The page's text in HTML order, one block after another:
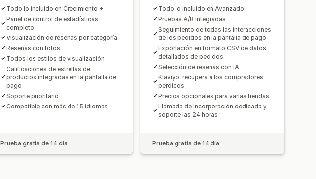
Todo lo incluido en Crecimiento +
Panel de control de estadísticas
completo
Visualización de reseñas por categoría
Reseñas con fotos
Todos los estilos de visualización
Calificaciones de estrellas de
productos integradas en la pantalla de
pago
Soporte prioritario
Compatible con más de 15 idiomas
Prueba gratis de 14 día
Todo lo incluido en Avanzado
Pruebas A/B integradas
Seguimiento de todas las interacciones
de los pedidos en la pantalla de pago
Exportación en formato CSV de datos
detallados de pedidos
Selección de reseñas con IA
Klaviyo: recupera a los compradores
perdidos
Precios opcionales para varias tiendas
Llamada de incorporación dedicada y
soporte las 24 horas
Prueba gratis de 14 día